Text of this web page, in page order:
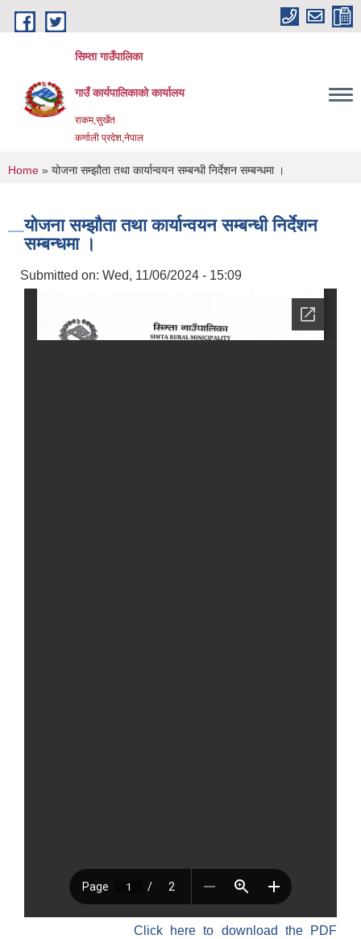
Skip to main content
सिम्ता गाउँपालिका
गाउँ कार्यपालिकाको कार्यालय
राकम,सुर्खेत
कर्णाली प्रदेश,नेपाल
You are here
Home » योजना सम्झौता तथा कार्यान्वयन सम्बन्धी निर्देशन सम्बन्धमा ।
योजना सम्झौता तथा कार्यान्वयन सम्बन्धी निर्देशन
सम्बन्धमा ।
Submitted on: Wed, 11/06/2024 - 15:09
Click here to download the PDF